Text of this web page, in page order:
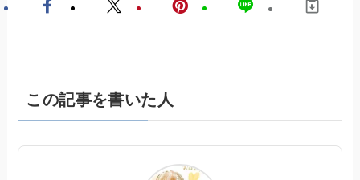
この記事を書いた人